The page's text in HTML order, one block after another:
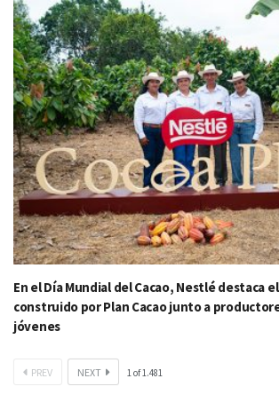
En el Día Mundial del Cacao, Nestlé destaca
construido por Plan Cacao junto a
jóvenes
PREV NEXT 1of1.481